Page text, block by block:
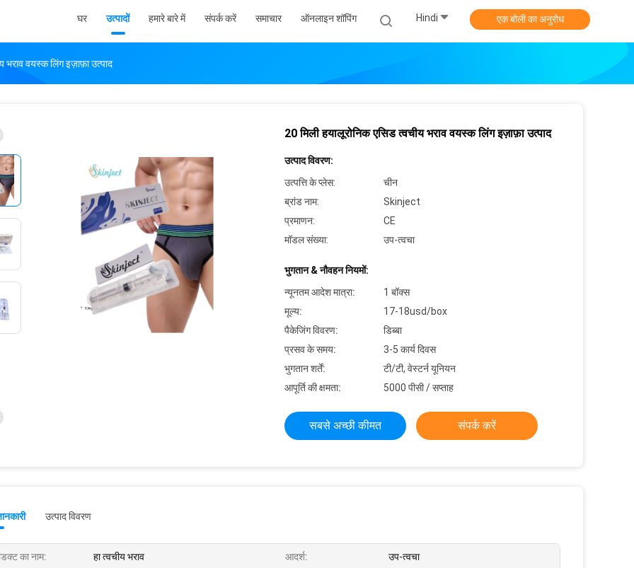
घर उत्पादों हमारे बारे में संपर्क करें समाचार ऑनलाइन शॉपिंग Hindi एक बोली का अनुरोध
भराव वयस्क लिंग इज़ाफ़ा उत्पाद
20 मिली हयालूरोनिक एसिड त्वचीय भराव वयस्क लिंग इज़ाफ़ा उत्पाद
उत्पाद विवरण:
उत्पत्ति के प्लेस:
चीन
ब्रांड नाम:
Skinject
प्रमाणन:
CE
मॉडल संख्या:
उप-त्वचा
भुगतान & नौवहन नियमों:
न्यूनतम आदेश मात्रा:
1 बॉक्स
मूल्य:
17-18usd/box
पैकेजिंग विवरण:
डिब्बा
प्रसव के समय:
3-5 कार्य दिवस
भुगतान शर्तें:
टी/टी, वेस्टर्न यूनियन
आपूर्ति की क्षमता:
5000 पीसी / सप्ताह
सबसे अच्छी कीमत संपर्क करें
उत्पाद विवरण
का नाम: हा त्वचीय भराव आदर्श: उप-त्वचा